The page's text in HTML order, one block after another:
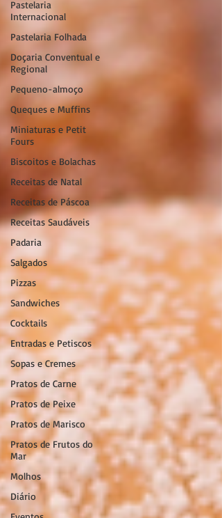
Pastelaria
Internacional
Pastelaria Folhada
Doçaria Conventual e
Regional
Pequeno-almoço
Queques e Muffins
Miniaturas e Petit
Fours
Biscoitos e Bolachas
Receitas de Natal
Receitas de Páscoa
Receitas Saudáveis
Padaria
Salgados
Pizzas
Sandwiches
Cocktails
Entradas e Petiscos
Sopas e Cremes
Pratos de Carne
Pratos de Peixe
Pratos de Marisco
Pratos de Frutos do
Mar
Molhos
Diário